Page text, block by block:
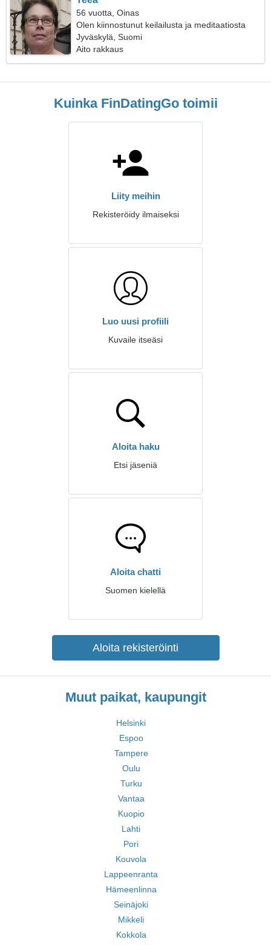
56 vuotta, Oinas
Olen kiinnostunut keilailusta ja meditaatiosta
Jyväskylä, Suomi
Aito rakkaus
Kuinka FinDatingGo toimii
Liity meihin
Rekisteröidy ilmaiseksi
Luo uusi profiili
Kuvaile itseäsi
Aloita haku
Etsi jäseniä
Aloita chatti
Suomen kielellä
Aloita rekisteröinti
Muut paikat, kaupungit
Helsinki
Espoo
Tampere
Oulu
Turku
Vantaa
Kuopio
Lahti
Pori
Kouvola
Lappeenranta
Hämeenlinna
Seinäjoki
Mikkeli
Kokkola